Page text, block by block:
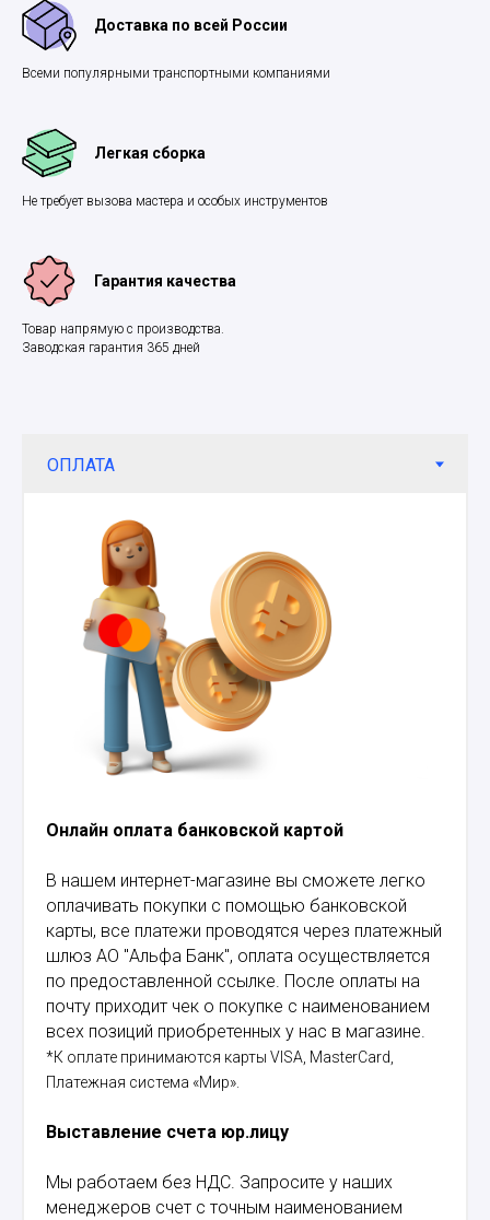
Доставка по всей России
Всеми популярными транспортными компаниями
Легкая сборка
Не требует вызова мастера и особых инструментов
Гарантия качества
Товар напрямую с производства.
Заводская гарантия 365 дней
Онлайн оплата банковской картой
В нашем интернет-магазине вы сможете легко
оплачивать покупки с помощью банковской
карты, все платежи проводятся через платежный
шлюз АО "Альфа Банк", оплата осуществляется
по предоставленной ссылке. После оплаты на
почту приходит чек о покупке с наименованием
всех позиций приобретенных у нас в магазине.
*К оплате принимаются карты VISA, MasterCard,
Платежная система «Мир».
Выставление счета юр.лицу
Мы работаем без НДС. Запросите у наших
менеджеров счет с точным наименованием